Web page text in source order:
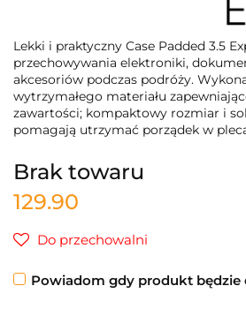
Lekki i praktyczny Case Padded 3.5
przechowywania elektroniki,
akcesoriów podczas podróży.
wytrzymałego materiału
zawartości; kompaktowy rozmiar i
pomagają utrzymać porządek w
Brak towaru
129.90
Do przechowalni
Powiadom gdy produkt będzie